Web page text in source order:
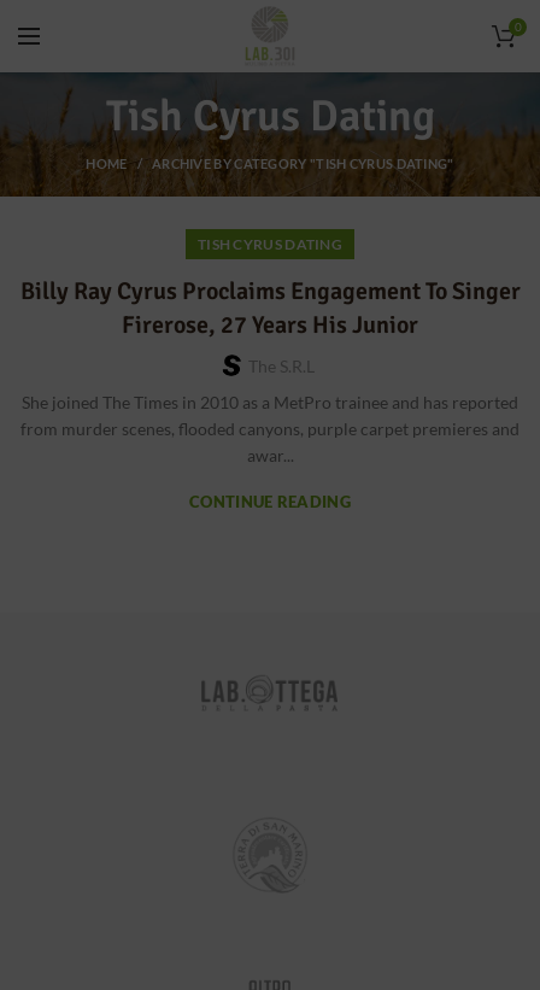
0
Tish Cyrus Dating
HOME ARCHIVE BY CATEGORY "TISH CYRUS DATING"
TISH CYRUS DATING
Billy Ray Cyrus Proclaims Engagement To Singer
Firerose, 27 Years His Junior
The S.r.l
She joined The Times in 2010 as a MetPro trainee and has reported
from murder scenes, flooded canyons, purple carpet premieres and
awar...
CONTINUE READING